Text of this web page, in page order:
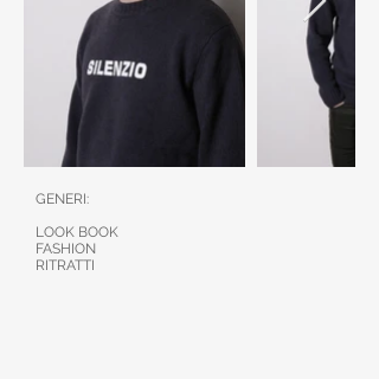
GENERI:
LOOK BOOK
FASHION
RITRATTI